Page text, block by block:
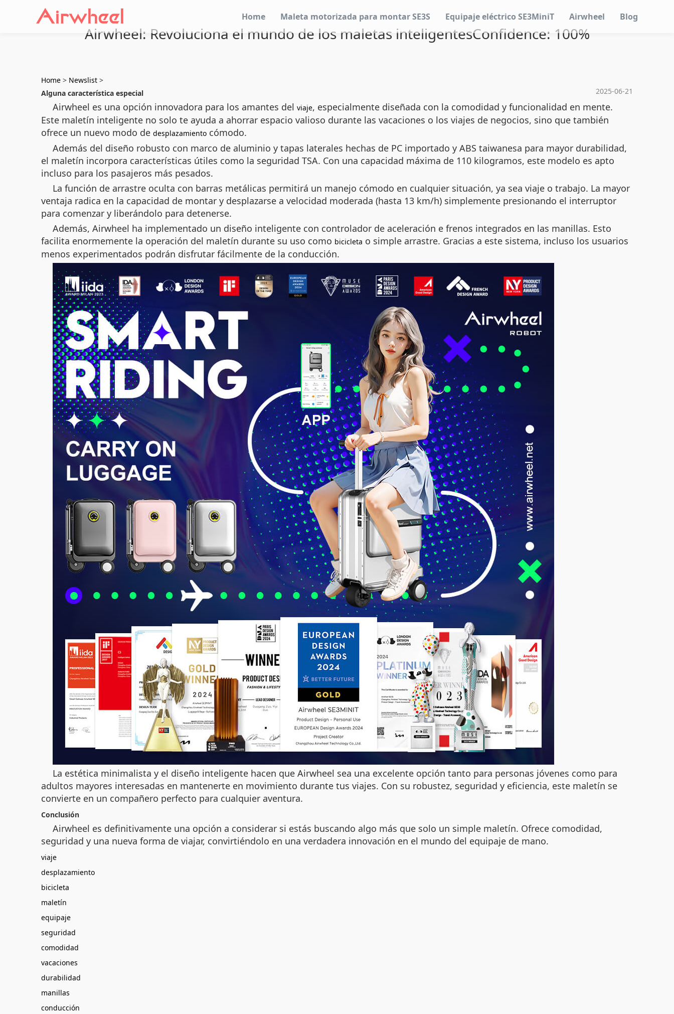
Home Maleta motorizada para montar SE3S Equipaje eléctrico SE3MiniT Airwheel Blog
Airwheel: Revoluciona el mundo de los maletas inteligentesConfidence: 100%
Home > Newslist >
2025-06-21
Alguna característica especial
Airwheel es una opción innovadora para los amantes del viaje, especialmente diseñada con la comodidad y funcionalidad en mente.
Este maletín inteligente no solo te ayuda a ahorrar espacio valioso durante las vacaciones o los viajes de negocios, sino que también
ofrece un nuevo modo de desplazamiento cómodo.
Además del diseño robusto con marco de aluminio y tapas laterales hechas de PC importado y ABS taiwanesa para mayor durabilidad,
el maletín incorpora características útiles como la seguridad TSA. Con una capacidad máxima de 110 kilogramos, este modelo es apto
incluso para los pasajeros más pesados.
La función de arrastre oculta con barras metálicas permitirá un manejo cómodo en cualquier situación, ya sea viaje o trabajo. La mayor
ventaja radica en la capacidad de montar y desplazarse a velocidad moderada (hasta 13 km/h) simplemente presionando el interruptor
para comenzar y liberándolo para detenerse.
Además, Airwheel ha implementado un diseño inteligente con controlador de aceleración e frenos integrados en las manillas. Esto
facilita enormemente la operación del maletín durante su uso como bicicleta o simple arrastre. Gracias a este sistema, incluso los usuarios
menos experimentados podrán disfrutar fácilmente de la conducción.
La estética minimalista y el diseño inteligente hacen que Airwheel sea una excelente opción tanto para personas jóvenes como para
adultos mayores interesadas en mantenerte en movimiento durante tus viajes. Con su robustez, seguridad y eficiencia, este maletín se
convierte en un compañero perfecto para cualquier aventura.
Conclusión
Airwheel es definitivamente una opción a considerar si estás buscando algo más que solo un simple maletín. Ofrece comodidad,
seguridad y una nueva forma de viajar, convirtiéndolo en una verdadera innovación en el mundo del equipaje de mano.
viaje
desplazamiento
bicicleta
maletín
equipaje
seguridad
comodidad
vacaciones
durabilidad
manillas
conducción